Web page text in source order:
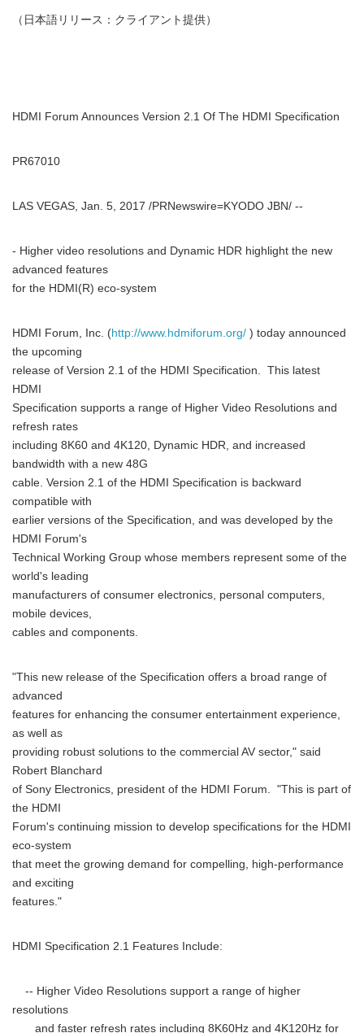
（日本語リリース：クライアント提供）
HDMI Forum Announces Version 2.1 Of The HDMI Specification
PR67010
LAS VEGAS, Jan. 5, 2017 /PRNewswire=KYODO JBN/ --
- Higher video resolutions and Dynamic HDR highlight the new
advanced features
for the HDMI(R) eco-system
HDMI Forum, Inc. (http://www.hdmiforum.org/ ) today announced
the upcoming
release of Version 2.1 of the HDMI Specification. This latest
HDMI
Specification supports a range of Higher Video Resolutions and
refresh rates
including 8K60 and 4K120, Dynamic HDR, and increased
bandwidth with a new 48G
cable. Version 2.1 of the HDMI Specification is backward
compatible with
earlier versions of the Specification, and was developed by the
HDMI Forum's
Technical Working Group whose members represent some of the
world's leading
manufacturers of consumer electronics, personal computers,
mobile devices,
cables and components.
"This new release of the Specification offers a broad range of
advanced
features for enhancing the consumer entertainment experience,
as well as
providing robust solutions to the commercial AV sector," said
Robert Blanchard
of Sony Electronics, president of the HDMI Forum. "This is part of
the HDMI
Forum's continuing mission to develop specifications for the HDMI
eco-system
that meet the growing demand for compelling, high-performance
and exciting
features."
HDMI Specification 2.1 Features Include:
-- Higher Video Resolutions support a range of higher
resolutions
and faster refresh rates including 8K60Hz and 4K120Hz for